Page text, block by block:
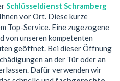
Schlüsseldienst Schramberg
vor Ort. Diese kurze
Top-Service. Eine zugezogene
von unseren kompetenten
geöffnet. Bei dieser Öffnung
an der Tür oder an
Dafür verwenden wir